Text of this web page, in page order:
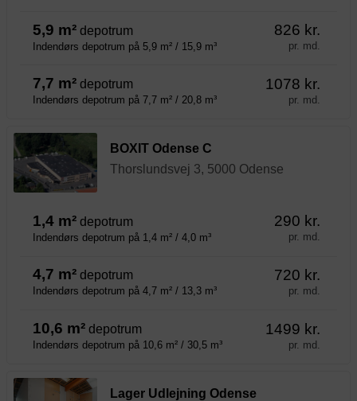
5,9 m² depotrum
Indendørs depotrum på 5,9 m² / 15,9 m³
826 kr.
pr. md.
7,7 m² depotrum
Indendørs depotrum på 7,7 m² / 20,8 m³
1078 kr.
pr. md.
BOXIT Odense C
Thorslundsvej 3, 5000 Odense
1,4 m² depotrum
Indendørs depotrum på 1,4 m² / 4,0 m³
290 kr.
pr. md.
4,7 m² depotrum
Indendørs depotrum på 4,7 m² / 13,3 m³
720 kr.
pr. md.
10,6 m² depotrum
Indendørs depotrum på 10,6 m² / 30,5 m³
1499 kr.
pr. md.
Lager Udlejning Odense